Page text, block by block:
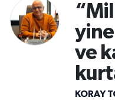
ve
KORAY
Son Dakika
Haber Arşivi